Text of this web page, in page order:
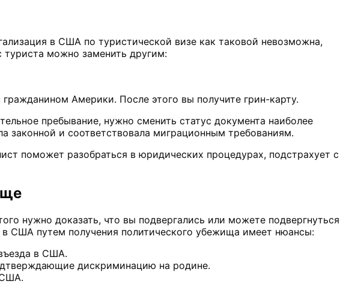
в США по туристической визе как таковой невозможна,
туриста можно заменить другим:
Америки. После этого вы получите грин-карту.
пребывание, нужно сменить статус документа наиболее
законной и соответствовала миграционным требованиям.
поможет разобраться в юридических процедурах, подстрахует с
нужно доказать, что вы подвергались или можете подвергнуться
США путем получения политического убежища имеет нюансы:
в США.
дискриминацию на родине.
США.